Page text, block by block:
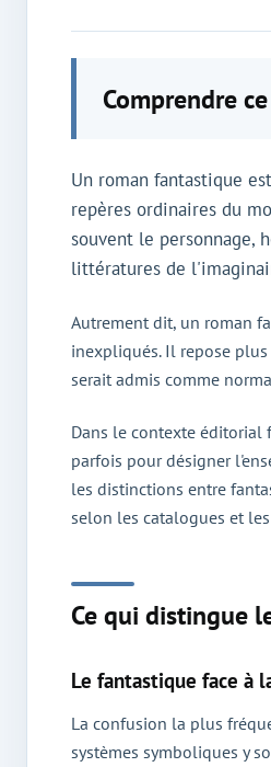
Comprendre
Un roman fantastique
repères ordinaires du
souvent le
littératures de
Autrement dit, un roman
inexpliqués. Il repose
serait admis comme
Dans le contexte éditorial
parfois pour désigner
les distinctions entre
selon les catalogues et
Ce qui distingue
Le fantastique face à
La confusion la plus
systèmes symboliques y